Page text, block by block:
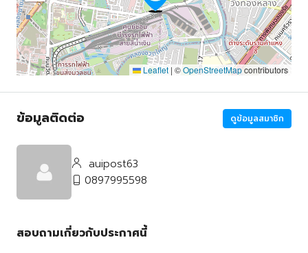
Leaflet | ©OpenStreetMapcontributors
ข้อมูลติดต่อ ดูข้อมูลสมาชิก
auipost63
0897995598
สอบถามเกี่ยวกับประกาศนี้